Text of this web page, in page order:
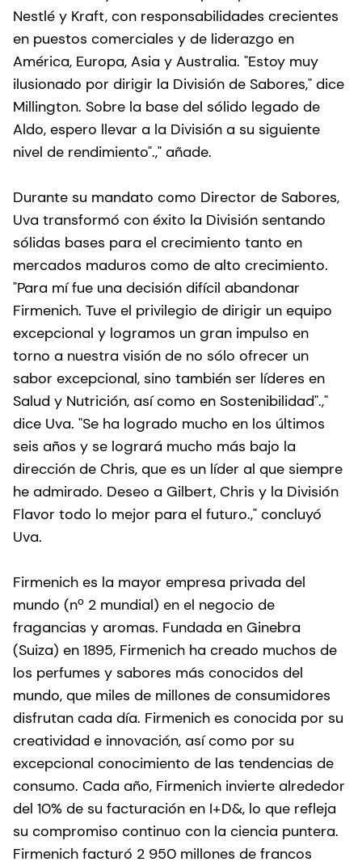
Nestlé y Kraft, con responsabilidades crecientes
en puestos comerciales y de liderazgo en
América, Europa, Asia y Australia. "Estoy muy
ilusionado por dirigir la División de Sabores," dice
Millington. Sobre la base del sólido legado de
Aldo, espero llevar a la División a su siguiente
nivel de rendimiento".," añade.
Durante su mandato como Director de Sabores,
Uva transformó con éxito la División sentando
sólidas bases para el crecimiento tanto en
mercados maduros como de alto crecimiento.
"Para mí fue una decisión difícil abandonar
Firmenich. Tuve el privilegio de dirigir un equipo
excepcional y logramos un gran impulso en
torno a nuestra visión de no sólo ofrecer un
sabor excepcional, sino también ser líderes en
Salud y Nutrición, así como en Sostenibilidad".,"
dice Uva. "Se ha logrado mucho en los últimos
seis años y se logrará mucho más bajo la
dirección de Chris, que es un líder al que siempre
he admirado. Deseo a Gilbert, Chris y la División
Flavor todo lo mejor para el futuro.," concluyó
Uva.
Firmenich es la mayor empresa privada del
mundo (nº 2 mundial) en el negocio de
fragancias y aromas. Fundada en Ginebra
(Suiza) en 1895, Firmenich ha creado muchos de
los perfumes y sabores más conocidos del
mundo, que miles de millones de consumidores
disfrutan cada día. Firmenich es conocida por su
creatividad e innovación, así como por su
excepcional conocimiento de las tendencias de
consumo. Cada año, Firmenich invierte alrededor
del 10% de su facturación en I+D&, lo que refleja
su compromiso continuo con la ciencia puntera.
Firmenich facturó 2 950 millones de francos